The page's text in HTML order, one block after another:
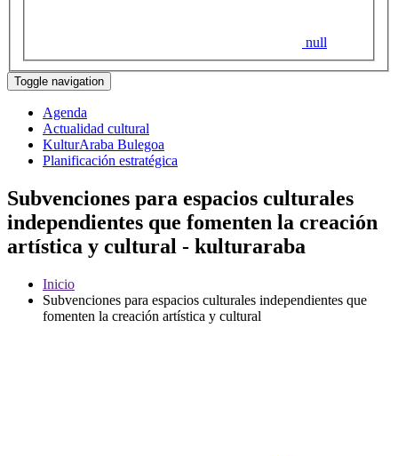
null
Toggle navigation
Agenda
Actualidad cultural
KulturAraba Bulegoa
Planificación estratégica
Subvenciones para espacios culturales
independientes que fomenten la creación
artística y cultural - kulturaraba
Inicio
Subvenciones para espacios culturales independientes que
fomenten la creación artística y cultural